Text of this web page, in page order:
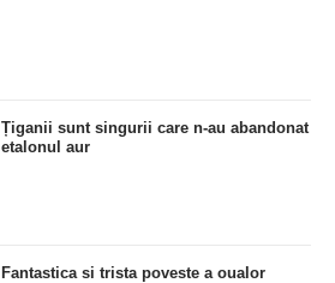
Țiganii sunt singurii care n-au abandonat
etalonul aur
Fantastica si trista poveste a oualor